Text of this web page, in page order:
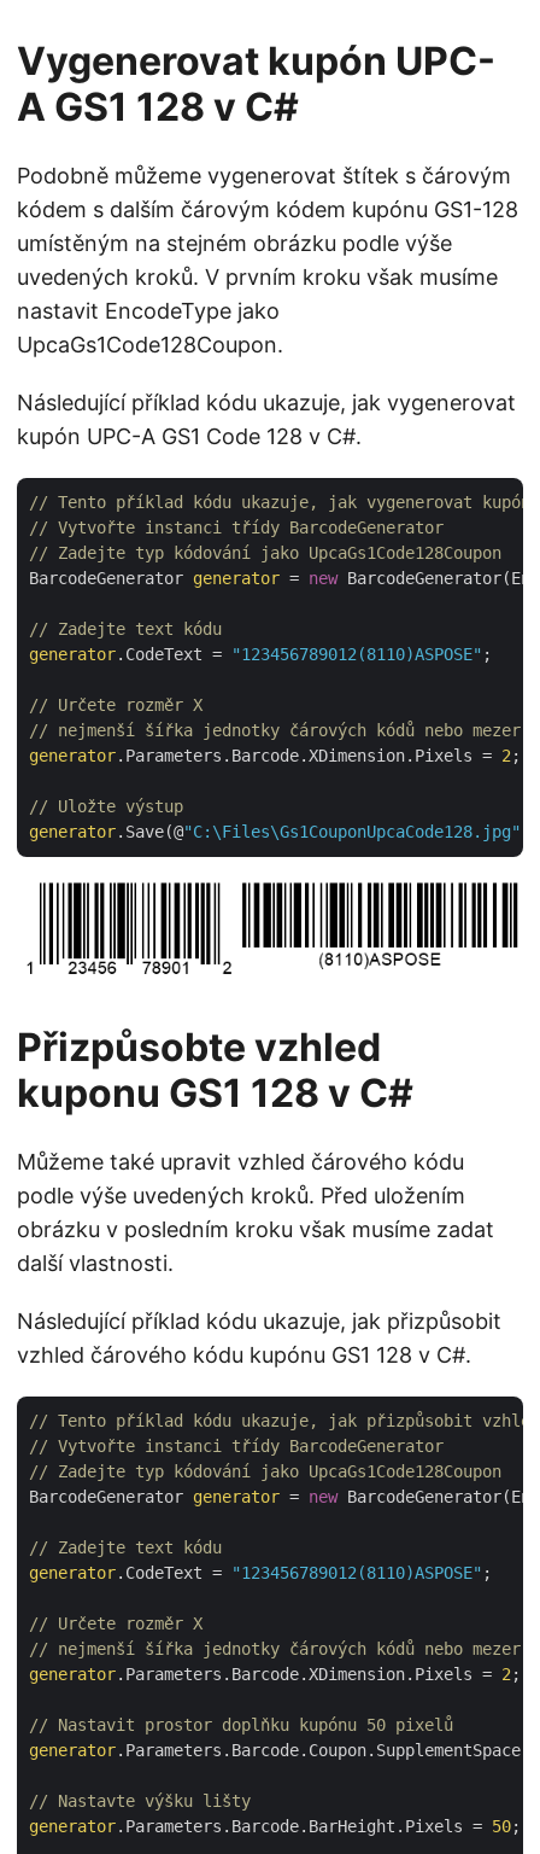
Vygenerovat kupón UPC-
A GS1 128 v C#
Podobně můžeme vygenerovat štítek s čárovým
kódem s dalším čárovým kódem kupónu GS1-128
umístěným na stejném obrázku podle výše
uvedených kroků. V prvním kroku však musíme
nastavit EncodeType jako
UpcaGs1Code128Coupon.
Následující příklad kódu ukazuje, jak vygenerovat
kupón UPC-A GS1 Code 128 v C#.
// Tento příklad kódu ukazuje, jak vygenerovat kupón
// Vytvořte instanci třídy BarcodeGenerator
// Zadejte typ kódování jako UpcaGs1Code128Coupon
BarcodeGenerator generator = new
// Zadejte text kódu
generator.CodeText = "123456789012(8110)ASPOSE" ;
// Určete rozměr X
// nejmenší šířka jednotky čárových kódů nebo mezer
generator.Parameters.Barcode.XDimension.Pixels = 2 ;
// Uložte výstup
generator.Save(@"C:\Files\Gs1CouponUpcaCode128.jpg"
Přizpůsobte vzhled
kuponu GS1 128 v C#
Můžeme také upravit vzhled čárového kódu
podle výše uvedených kroků. Před uložením
obrázku v posledním kroku však musíme zadat
další vlastnosti.
Následující příklad kódu ukazuje, jak přizpůsobit
vzhled čárového kódu kupónu GS1 128 v C#.
// Tento příklad kódu ukazuje, jak přizpůsobit vzhled
// Vytvořte instanci třídy BarcodeGenerator
// Zadejte typ kódování jako UpcaGs1Code128Coupon
BarcodeGenerator generator = new
// Zadejte text kódu
generator.CodeText = "123456789012(8110)ASPOSE" ;
// Určete rozměr X
// nejmenší šířka jednotky čárových kódů nebo mezer
generator.Parameters.Barcode.XDimension.Pixels = 2 ;
// Nastavit prostor doplňku kupónu 50 pixelů
generator
// Nastavte výšku lišty
generator.Parameters.Barcode.BarHeight.Pixels = 50;